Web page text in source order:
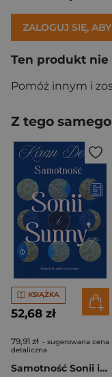
ZALOGUJ SIĘ,
Ten produkt nie
Pomóż innym i
Z tego
KSIĄŻKA
52,68 zł
79,91 zł - sugerowana cena
detaliczna
Samotność Sonii i Sunny'ego